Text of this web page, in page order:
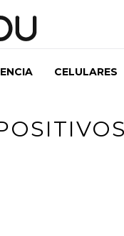
CELULARES